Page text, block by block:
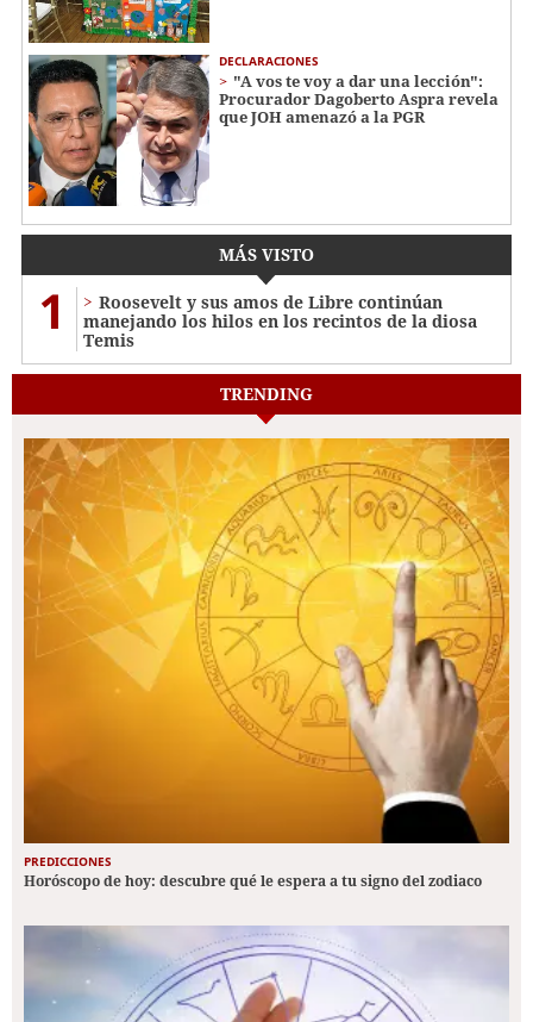
DECLARACIONES
"A vos te voy a dar una lección":
Procurador Dagoberto Aspra revela
que JOH amenazó a la PGR
MÁS VISTO
1
Roosevelt y sus amos de Libre continúan
manejando los hilos en los recintos de la diosa
Temis
TRENDING
PREDICCIONES
Horóscopo de hoy: descubre qué le espera a tu signo del zodiaco